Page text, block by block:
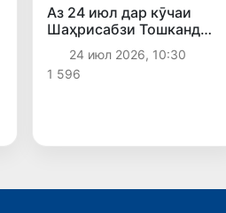
Аз 24 июл дар кӯчаи
Шаҳрисабзи Тошканд
корҳо оиди ташкили
хатти махсуси
автобусҳои босуръати
24 июл 2026, 10:30
1 596